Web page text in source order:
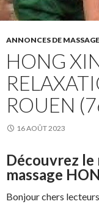
ANNONCES DE
HONG
ROUEN
16 AOÛT 2023
Découvrez le
massage
Bonjour chers